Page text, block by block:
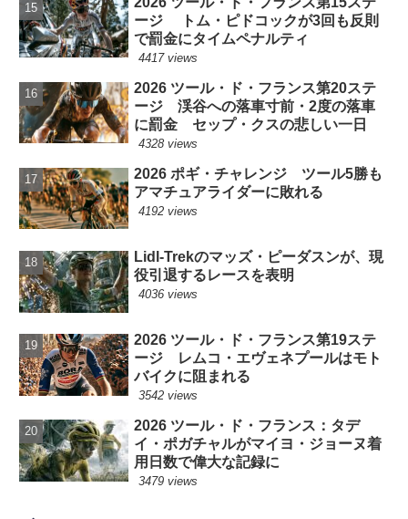
ージ トム・ピドコックが3回も反則
で罰金にタイムペナルティ
4417 views
2026 ツール・ド・フランス第20ステ
ージ 渓谷への落車寸前・2度の落車
に罰金 セップ・クスの悲しい一日
4328 views
2026 ポギ・チャレンジ ツール5勝も
アマチュアライダーに敗れる
4192 views
Lidl-Trekのマッズ・ピーダスンが、現
役引退するレースを表明
4036 views
2026 ツール・ド・フランス第19ステ
ージ レムコ・エヴェネプールはモト
バイクに阻まれる
3542 views
2026 ツール・ド・フランス：タデ
イ・ポガチャルがマイヨ・ジョーヌ着
用日数で偉大な記録に
3479 views